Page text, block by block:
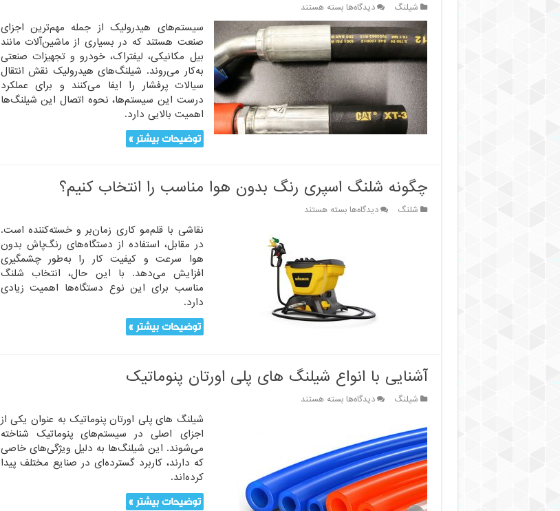
شیلنگ دیدگاه‌هابرای
کاربردی
ترین
روش‌های
اتصال
شیلنگ‌های
هیدرولیک
بسته هستند
سیستم‌های هیدرولیک از جمله مهم‌ترین اجزای
صنعت هستند که در بسیاری از ماشین‌آلات مانند
بیل مکانیکی، لیفتراک، خودرو و تجهیزات صنعتی
به‌کار می‌روند. شیلنگ‌های هیدرولیک نقش انتقال
سیالات پرفشار را ایفا می‌کنند و برای عملکرد
درست این سیستم‌ها، نحوه اتصال این شیلنگ‌ها
اهمیت بالایی دارد.
توضیحات بیشتر »
چگونه شلنگ اسپری رنگ بدون هوا مناسب را انتخاب کنیم؟
شلنگ دیدگاه‌هابرای
رنگ
بدون
هوا
مناسب
را
انتخاب
بسته هستند
نقاشی با قلم‌مو کاری زمان‌بر و خسته‌کننده است.
در مقابل، استفاده از دستگاه‌های رنگ‌پاش بدون
هوا سرعت و کیفیت کار را به‌طور چشمگیری
افزایش می‌دهد. با این حال، انتخاب شلنگ
مناسب برای این نوع دستگاه‌ها اهمیت زیادی
دارد.
توضیحات بیشتر »
آشنایی با انواع شیلنگ های پلی اورتان پنوماتیک
شیلنگ دیدگاه‌هابرای
شیلنگ
های
پلی
اورتان
پنوماتیک
بسته هستند
شیلنگ های پلی اورتان پنوماتیک به عنوان یکی از
اجزای اصلی در سیستم‌های پنوماتیک شناخته
می‌شوند. این شیلنگ‌ها به دلیل ویژگی‌های خاصی
که دارند، کاربرد گسترده‌ای در صنایع مختلف پیدا
کرده‌اند.
توضیحات بیشتر »